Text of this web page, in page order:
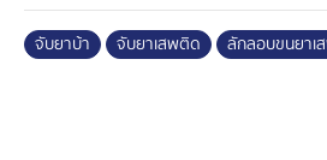
จับยาบ้า จับยาเสพติด ลักลอบขนยาเ